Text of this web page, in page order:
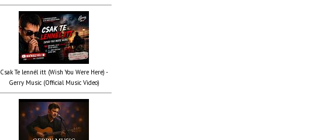
Csak Te lennél itt (Wish You Were Here) -
Gerry Music (Official Music Video)